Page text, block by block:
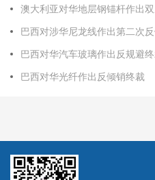
澳大利亚对华地层钢锚杆作出
巴西对涉华尼龙线作出第二次
巴西对华汽车玻璃作出反规避
巴西对华光纤作出反倾销终裁